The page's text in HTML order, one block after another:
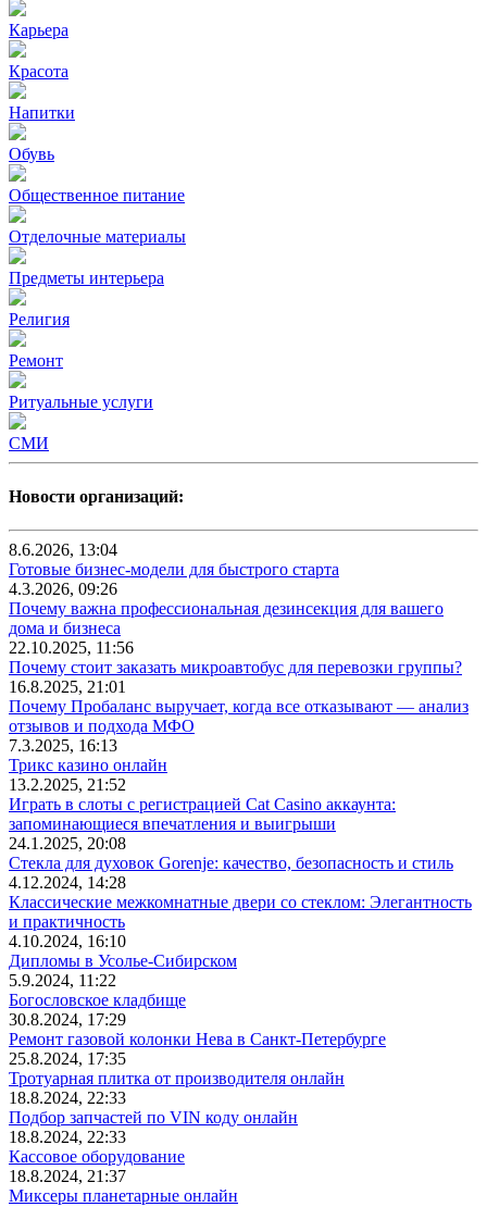
Карьера
Красота
Напитки
Обувь
Общественное питание
Отделочные материалы
Предметы интерьера
Религия
Ремонт
Ритуальные услуги
СМИ
Новости организаций:
8.6.2026, 13:04
Готовые бизнес-модели для быстрого старта
4.3.2026, 09:26
Почему важна профессиональная дезинсекция для вашего
дома и бизнеса
22.10.2025, 11:56
Почему стоит заказать микроавтобус для перевозки группы?
16.8.2025, 21:01
Почему Пробаланс выручает, когда все отказывают — анализ
отзывов и подхода МФО
7.3.2025, 16:13
Трикс казино онлайн
13.2.2025, 21:52
Играть в слоты с регистрацией Cat Casino аккаунта:
запоминающиеся впечатления и выигрыши
24.1.2025, 20:08
Стекла для духовок Gorenje: качество, безопасность и стиль
4.12.2024, 14:28
Классические межкомнатные двери со стеклом: Элегантность
и практичность
4.10.2024, 16:10
Дипломы в Усолье-Сибирском
5.9.2024, 11:22
Богословское кладбище
30.8.2024, 17:29
Ремонт газовой колонки Нева в Санкт-Петербурге
25.8.2024, 17:35
Тротуарная плитка от производителя онлайн
18.8.2024, 22:33
Подбор запчастей по VIN коду онлайн
18.8.2024, 22:33
Кассовое оборудование
18.8.2024, 21:37
Миксеры планетарные онлайн